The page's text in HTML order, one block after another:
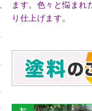
ます。色々と悩まれ
り仕上げます。